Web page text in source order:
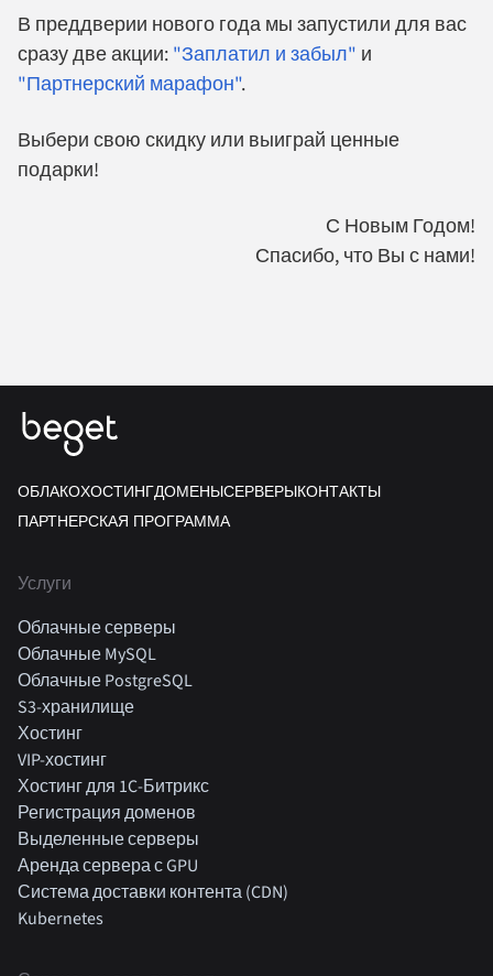
В преддверии нового года мы запустили для вас
сразу две акции: "Заплатил и забыл" и
"Партнерский марафон".
Выбери свою скидку или выиграй ценные
подарки!
С Новым Годом!
Спасибо, что Вы с нами!
ОБЛАКОХОСТИНГДОМЕНЫСЕРВЕРЫКОНТАКТЫ
ПАРТНЕРСКАЯ ПРОГРАММА
Услуги
Облачные серверы
Облачные MySQL
Облачные PostgreSQL
S3-хранилище
Хостинг
VIP-хостинг
Хостинг для 1C-Битрикс
Регистрация доменов
Выделенные серверы
Аренда сервера с GPU
Система доставки контента (CDN)
Kubernetes